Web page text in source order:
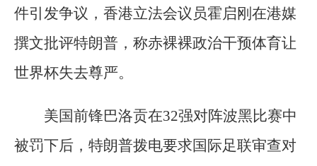
件引发争议，香港立法会议员霍启刚在港媒
撰文批评特朗普，称赤裸裸政治干预体育让
世界杯失去尊严。
美国前锋巴洛贡在32强对阵波黑比赛中
被罚下后，特朗普拨电要求国际足联审查对